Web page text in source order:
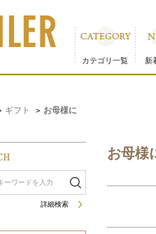
カテゴリ一覧 新
ギフト > お母様に
お母様
詳細検索